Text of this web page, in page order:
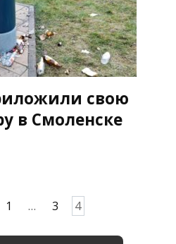
свою
в Смоленске
1 … 3 4